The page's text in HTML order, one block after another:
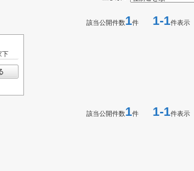
該当公開件数1件 1-1件表示
下
該当公開件数1件 1-1件表示